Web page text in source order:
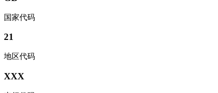
国家代码
21
地区代码
XXX